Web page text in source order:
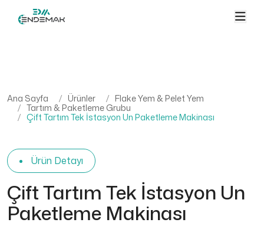
Ana Sayfa Ürünler
Flake Yem & Pelet Yem
Tartım & Paketleme Grubu
Çift Tartım Tek İstasyon Un Paketleme Makinası
Ürün Detayı
Çift Tartım Tek İstasyon Un
Paketleme Makinası